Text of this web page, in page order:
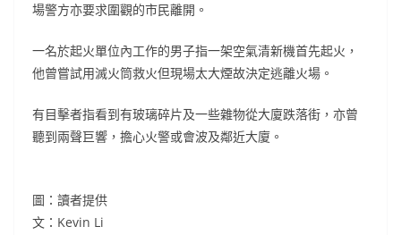
場警方亦要求圍觀的市民離開。
一名於起火單位內工作的男子指一架空氣清新機首先起火，
他曾嘗試用滅火筒救火但現場太大煙故決定逃離火場。
有目擊者指看到有玻璃碎片及一些雜物從大廈跌落街，亦曾
聽到兩聲巨響，擔心火警或會波及鄰近大廈。
圖：讀者提供
文：Kevin Li